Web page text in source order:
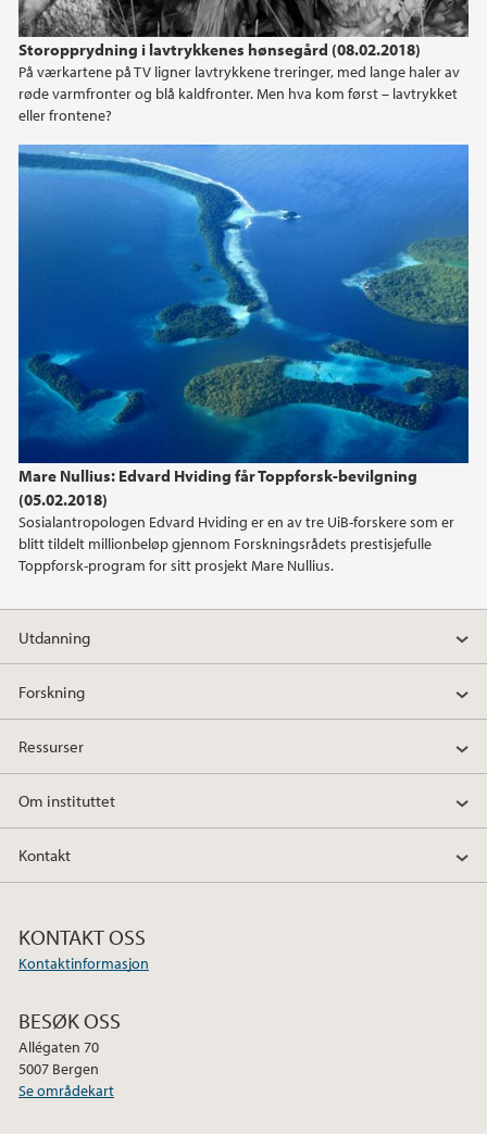
Storopprydning i lavtrykkenes hønsegård (08.02.2018)
På værkartene på TV ligner lavtrykkene treringer, med lange haler av
røde varmfronter og blå kaldfronter. Men hva kom først – lavtrykket
eller frontene?
Mare Nullius: Edvard Hviding får Toppforsk-bevilgning
(05.02.2018)
Sosialantropologen Edvard Hviding er en av tre UiB-forskere som er
blitt tildelt millionbeløp gjennom Forskningsrådets prestisjefulle
Toppforsk-program for sitt prosjekt Mare Nullius.
2014
2013
2012
2011
2010
2009
2008
Utdanning
Forskning
Ressurser
Om instituttet
Kontakt
KONTAKT OSS
Kontaktinformasjon
BESØK OSS
Allégaten 70
5007 Bergen
Se områdekart